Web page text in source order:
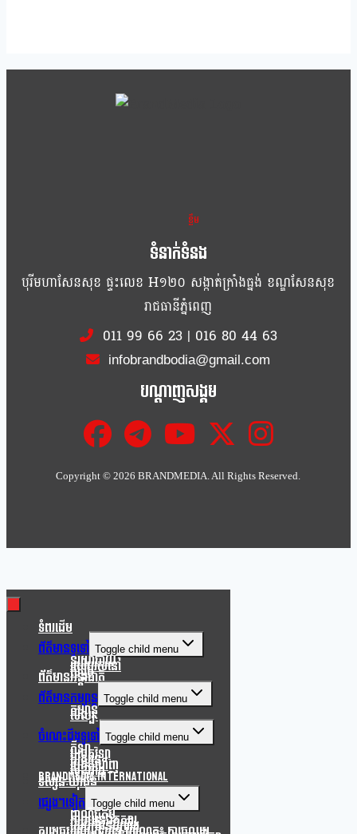
ខ្លឹម ខ្លី រហ័ស
ទំនាក់ទំនង
បុរីមហាសែនសុខ ផ្ទះលេខ H១២០ សង្កាត់ក្រាំងធ្នង់ ខណ្ឌសែនសុខ
រាជធានីភ្នំពេញ
011 99 66 23| 016 80 44 63
infobrandbodia@gmail.com
បណ្ដាញសង្គម
Copyright ©2026 BRANDMEDIA. All Rights Reserved.
ទំពរដើម
ព័ត៌មានទូទៅ Toggle child menu
នយោបាយ
របៀបរស់នៅ
សង្គម
ព័ត៌មានអន្តរជាតិ
ព័ត៌មានកម្សាន្ត Toggle child menu
កម្សាន្ត
សិល្បៈ
ចំណេះដឹងទូទៅ Toggle child menu
កីឡា
បច្ចេកវិទ្យា
បរិស្ថាន
របកគំហើញ
សុខភាព
Brandmedia international
ទស្សនៈយុវជន
ផ្សេងៗទៀត Toggle child menu
ពាណិជ្ជកម្ម
ភាពយន្តឯកសារ
សេចក្តីជូនដំណឹង